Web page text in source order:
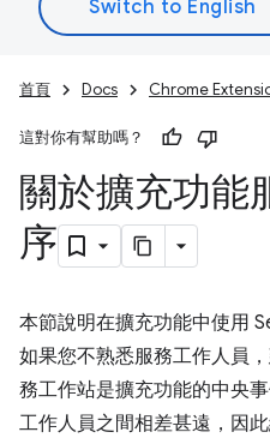
首頁 Docs Chrome
這對你有幫助嗎？
關於擴充功能
序
本節說明在擴充功能中使用
如果您不熟悉服務工作人員
務工作站是擴充功能的中央
工作人員之間相差甚遠，因